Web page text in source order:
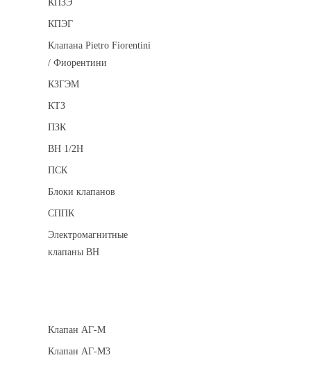
КПЗЭ
КПЭГ
Клапана Pietro Fiorentini
/ Фиорентини
КЗГЭМ
КТЗ
ПЗК
ВН 1/2Н
ПСК
Блоки клапанов
СППК
Электромагнитные
клапаны ВН
Клапан АГ-М
Клапан АГ-М3